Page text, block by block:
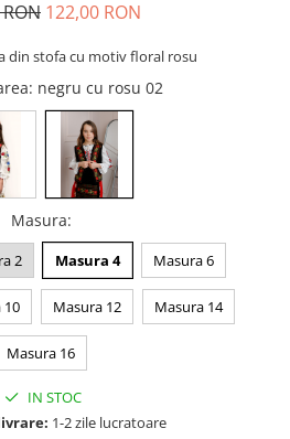
122,00 RON
din stofa cu motiv floral rosu
: negru cu rosu 02
Masura:
2 Masura 4 Masura 6
10 Masura 12 Masura 14
Masura 16
IN STOC
1-2 zile lucratoare